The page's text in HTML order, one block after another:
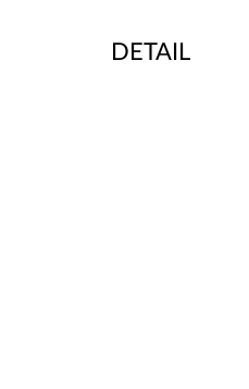
DETAIL